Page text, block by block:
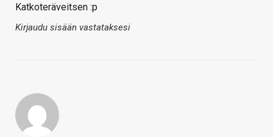
Katkoteräveitsen :p
Kirjaudu sisään vastataksesi